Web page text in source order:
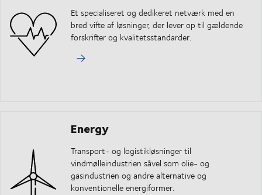
Et specialiseret og dedikeret netværk med en
bred vifte af løsninger, der lever op til gældende
forskrifter og kvalitetsstandarder.
Energy
Transport- og logistikløsninger til
vindmølleindustrien såvel som olie- og
gasindustrien og andre alternative og
konventionelle energiformer.